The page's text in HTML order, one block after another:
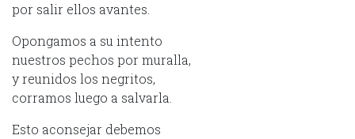
por salir ellos avantes.
Opongamos a su intento
nuestros pechos por muralla,
y reunidos los negritos,
corramos luego a salvarla.
Esto aconsejar debemos